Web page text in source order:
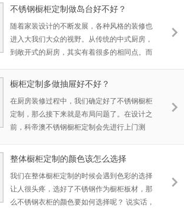
不锈钢橱柜定制做岛台好不好？
随着家装设计的不断发展，各种风格的装修也
进入大我们大众的视野。从传统的中式厨房，
到敞开式的厨房，其实有着很多的相同点。而
不锈钢橱柜定制可以做岛台吗？当然可以做，
有本质区别， 对于这些新式时尚的设计都是适
用。 岛台型橱柜一般分两种，一是与整体橱柜
相连的岛台，既可以做操作台用，也可以做极
简的设计，岛台下面不做柜体，而是放几把吧
台椅，作 为一张小户型桌子一样使用。在主人
橱柜定制多做抽屉好不好？
在厨房装修过程中，我们确定好了不锈钢橱柜
定制，那么接下来就是布局问题了。在设计之
前，科帝澳不锈钢橱柜定制会先进行上门测
设计，我们先按照尺寸来设计。有的客户很纠
整体的 需求，主要是厨房主人的使用习惯和家
庭的生活习惯。 如果说厨房收纳大件的物品比
较多，那么我们会建议多做开门，这样的话空
整体橱柜定制的颜色该怎么选择
我们在整体橱柜定制的时候会遇到色彩的选择
让人很头疼，选好了不锈钢作为橱柜板材，那
么不锈钢衣柜的颜色要如何选择呢？ 说实话，